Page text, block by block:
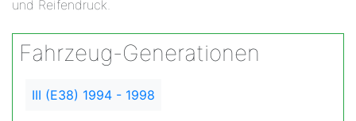
und Reifendruck.
Fahrzeug-Generationen
III (E38) 1994 - 1998